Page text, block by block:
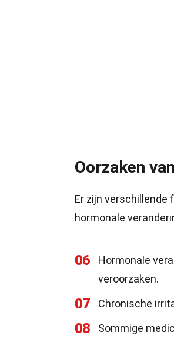
Oorzaken
Er zijn verschillende
hormonale
06
Hormonale
veroorzaken.
07 Chronische
08 Sommige